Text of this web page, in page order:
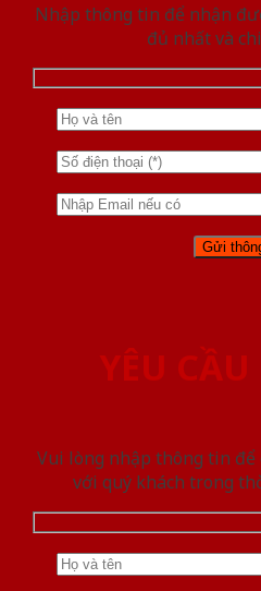
Nhập thông tin để nhận
đủ nhất và
YÊU
Vui lòng nhập thông tin
với quý khách trong